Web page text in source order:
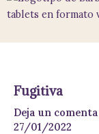
contenido
Fugitiva
Deja un
27/01/2022